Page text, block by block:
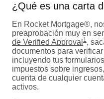
¿Qué es una carta
En Rocket Mortgage®,
preaprobación muy en
de Verified Approval 1,
documentos para
incluyendo tus
impuestos sobre
cuenta de cualquier
activos.